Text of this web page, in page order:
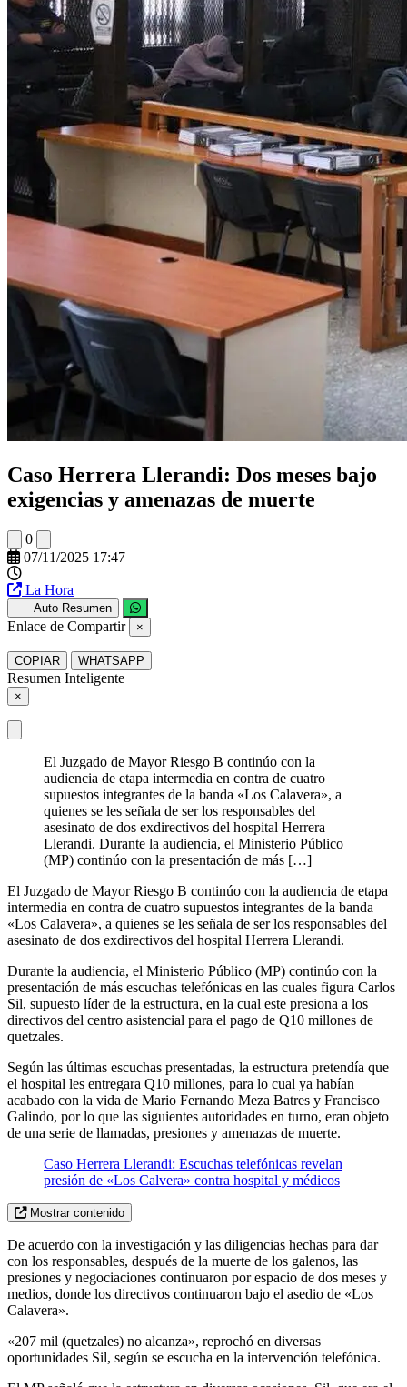
Caso Herrera Llerandi: Dos meses bajo
exigencias y amenazas de muerte
0
07/11/2025 17:47
La Hora
Auto Resumen
Enlace de Compartir ×
COPIAR WHATSAPP
Resumen Inteligente
×
El Juzgado de Mayor Riesgo B continúo con la
audiencia de etapa intermedia en contra de cuatro
supuestos integrantes de la banda «Los Calavera», a
quienes se les señala de ser los responsables del
asesinato de dos exdirectivos del hospital Herrera
Llerandi. Durante la audiencia, el Ministerio Público
(MP) continúo con la presentación de más […]
El Juzgado de Mayor Riesgo B continúo con la audiencia de etapa
intermedia en contra de cuatro supuestos integrantes de la banda
«Los Calavera», a quienes se les señala de ser los responsables del
asesinato de dos exdirectivos del hospital Herrera Llerandi.
Durante la audiencia, el Ministerio Público (MP) continúo con la
presentación de más escuchas telefónicas en las cuales figura Carlos
Sil, supuesto líder de la estructura, en la cual este presiona a los
directivos del centro asistencial para el pago de Q10 millones de
quetzales.
Según las últimas escuchas presentadas, la estructura pretendía que
el hospital les entregara Q10 millones, para lo cual ya habían
acabado con la vida de Mario Fernando Meza Batres y Francisco
Galindo, por lo que las siguientes autoridades en turno, eran objeto
de una serie de llamadas, presiones y amenazas de muerte.
Caso Herrera Llerandi: Escuchas telefónicas revelan
presión de «Los Calvera» contra hospital y médicos
Mostrar contenido
De acuerdo con la investigación y las diligencias hechas para dar
con los responsables, después de la muerte de los galenos, las
presiones y negociaciones continuaron por espacio de dos meses y
medios, donde los directivos continuaron bajo el asedio de «Los
Calavera».
«207 mil (quetzales) no alcanza», reprochó en diversas
oportunidades Sil, según se escucha en la intervención telefónica.